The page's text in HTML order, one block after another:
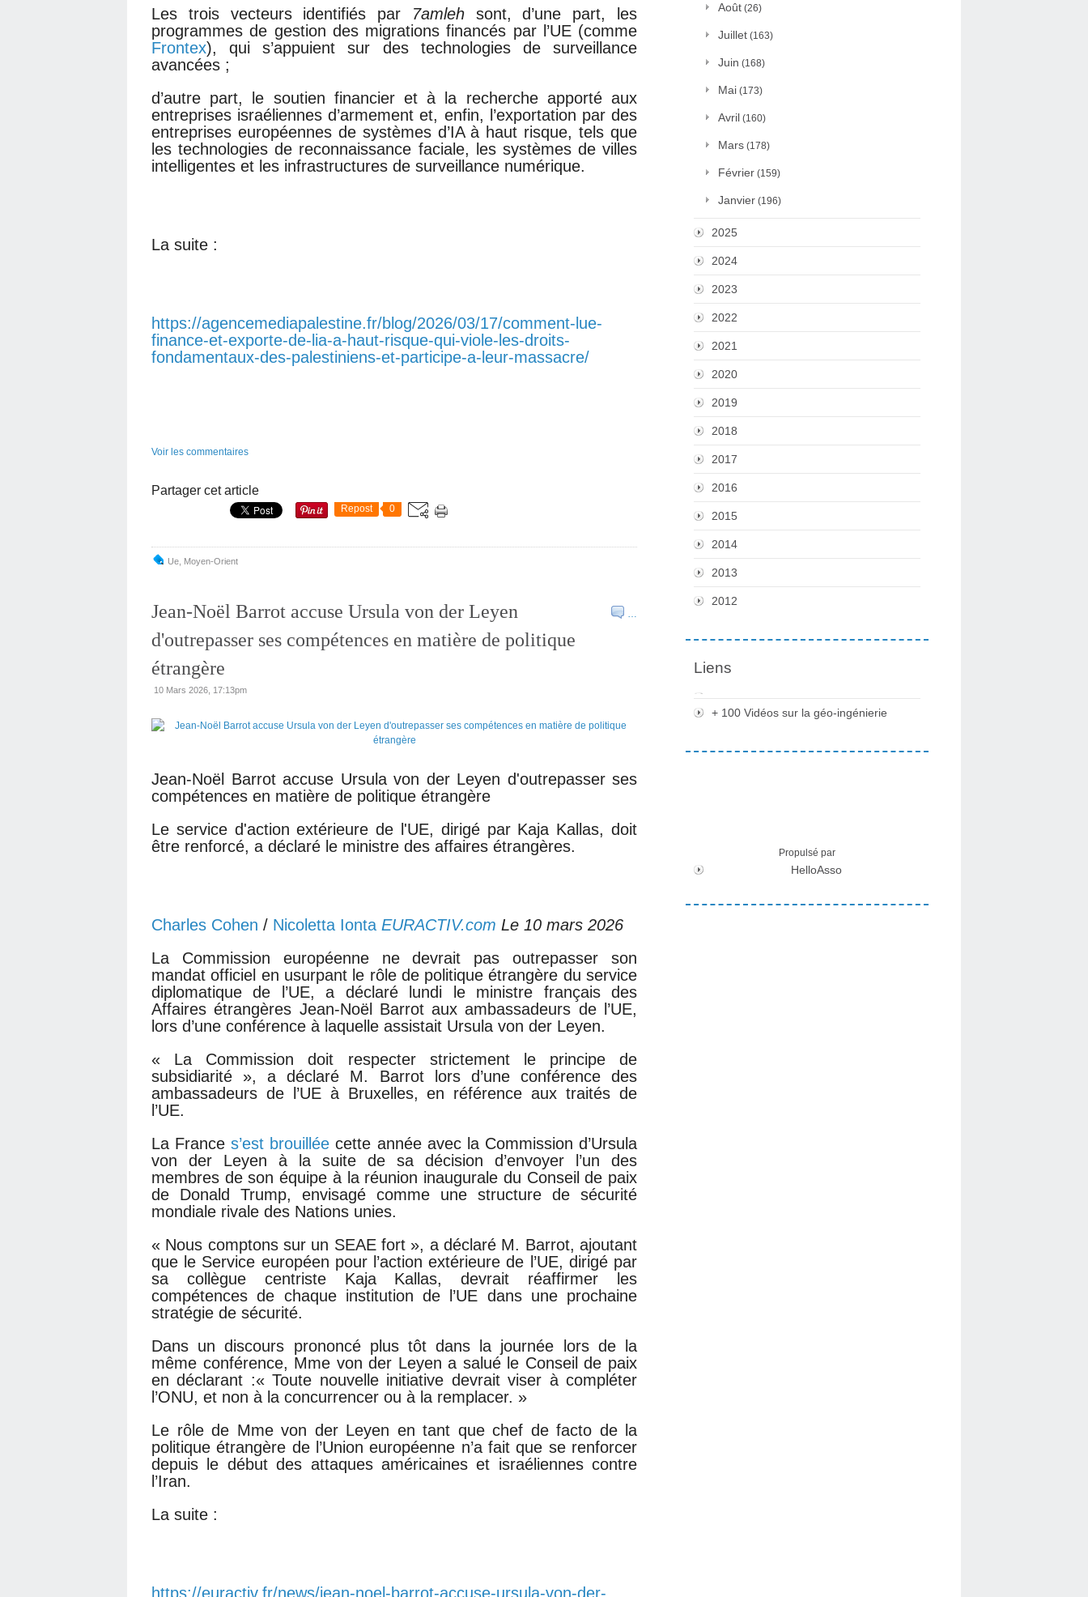
Les trois vecteurs identifiés par 7amlehsont, d’une part, les
programmes de gestion des migrations financés par l’UE (comme
Frontex), qui s’appuient sur des technologies de surveillance
avancées ;
d’autre part, le soutien financier et à la recherche apporté aux
entreprises israéliennes d’armement et, enfin, l’exportation par des
entreprises européennes de systèmes d’IA à haut risque, tels que
les technologies de reconnaissance faciale, les systèmes de villes
intelligentes et les infrastructures de surveillance numérique.
La suite :
https://agencemediapalestine.fr/blog/2026/03/17/comment-lue-
finance-et-exporte-de-lia-a-haut-risque-qui-viole-les-droits-
fondamentaux-des-palestiniens-et-participe-a-leur-massacre/
Voir les commentaires
Partager cet article
Repost 0
Ue Moyen-Orient
…
Jean-Noël Barrot accuse Ursula von der Leyen
d'outrepasser ses compétences en matière de politique
étrangère
10 Mars 2026, 17:13pm
Jean-Noël Barrot accuse Ursula von der Leyen d'outrepasser ses
compétences en matière de politique étrangère
Le service d'action extérieure de l'UE, dirigé par Kaja Kallas, doit
être renforcé, a déclaré le ministre des affaires étrangères.
Charles Cohen / Nicoletta Ionta EURACTIV.com Le 10 mars 2026
La Commission européenne ne devrait pas outrepasser son
mandat officiel en usurpant le rôle de politique étrangère du service
diplomatique de l’UE, a déclaré lundi le ministre français des
Affaires étrangères Jean-Noël Barrot aux ambassadeurs de l’UE,
lors d’une conférence à laquelle assistait Ursula von der Leyen.
« La Commission doit respecter strictement le principe de
subsidiarité », a déclaré M. Barrot lors d’une conférence des
ambassadeurs de l’UE à Bruxelles, en référence aux traités de
l’UE.
La Frances’est brouillée cette année avec la Commission d’Ursula
von der Leyen à la suite de sa décision d’envoyer l’un des
membres de son équipe à la réunion inaugurale du Conseil de paix
de Donald Trump, envisagé comme une structure de sécurité
mondiale rivale des Nations unies.
« Nous comptons sur un SEAE fort », a déclaré M. Barrot, ajoutant
que le Service européen pour l’action extérieure de l’UE, dirigé par
sa collègue centriste Kaja Kallas, devrait réaffirmer les
compétences de chaque institution de l’UE dans une prochaine
stratégie de sécurité.
Dans un discours prononcé plus tôt dans la journée lors de la
même conférence, Mme von der Leyen a salué le Conseil de paix
en déclarant :« Toute nouvelle initiative devrait viser à compléter
l’ONU, et non à la concurrencer ou à la remplacer. »
Le rôle de Mme von der Leyen en tant que chef de facto de la
politique étrangère de l’Union européenne n’a fait que se renforcer
depuis le début des attaques américaines et israéliennes contre
l’Iran.
La suite :
https://euractiv.fr/news/jean-noel-barrot-accuse-ursula-von-der-
Août (26)
Juillet (163)
Juin (168)
Mai (173)
Avril (160)
Mars (178)
Février (159)
Janvier (196)
2025
2024
2023
2022
2021
2020
2019
2018
2017
2016
2015
2014
2013
2012
Liens
+ 100 Vidéos sur la géo-ingénierie
Propulsé par
HelloAsso